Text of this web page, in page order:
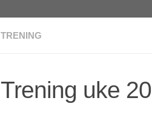
TRENING
Trening uke 20